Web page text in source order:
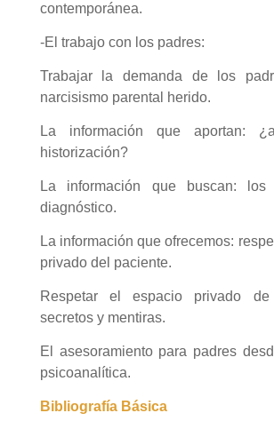
contemporánea.
-El trabajo con los padres:
Trabajar la demanda de los
narcisismo parental herido.
La información que aportan:
historización?
La información que buscan: los
diagnóstico.
La información que ofrecemos:
privado del paciente.
Respetar el espacio privado
secretos y mentiras.
El asesoramiento para padres
psicoanalítica.
Bibliografía Básica